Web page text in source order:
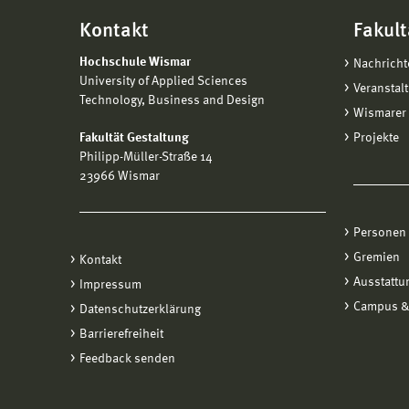
Kontakt
Hochschule Wismar
University of Applied Sciences
Technology, Business and Design
Fakultät Gestaltung
Philipp-Müller-Straße 14
23966 Wismar
Kontakt
Impressum
Datenschutzerklärung
Barrierefreiheit
Feedback senden
Wismarer
Projekte
Personen
Gremien
Campus